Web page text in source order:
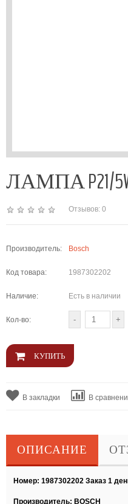
ЛАМПА P21/5W
Отзывов: 0
Производитель: Bosch
Код товара: 1987302202
Наличие: Есть в наличии
Кол-во:
В закладки В
ОПИСАНИЕ
Номер: 1987302202 Заказ 1
Производитель: BOSCH